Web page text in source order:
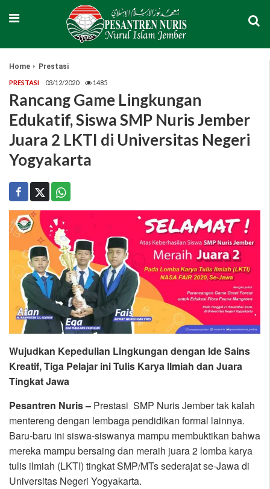
Home Prestasi
PRESTASI 03/12/2020 1485
Rancang Game Lingkungan
Edukatif, Siswa SMP Nuris Jember
Juara 2 LKTI di Universitas Negeri
Yogyakarta
Wujudkan Kepedulian Lingkungan dengan Ide Sains
Kreatif, Tiga Pelajar ini Tulis Karya Ilmiah dan Juara
Tingkat Jawa
Pesantren Nuris – Prestasi SMP Nuris Jember tak kalah
mentereng dengan lembaga pendidikan formal lainnya.
Baru-baru ini siswa-siswanya mampu membuktikan bahwa
mereka mampu bersaing dan meraih juara 2 lomba karya
tulis ilmiah (LKTI) tingkat SMP/MTs sederajat se-Jawa di
Universitas Negeri Yogyakarta.